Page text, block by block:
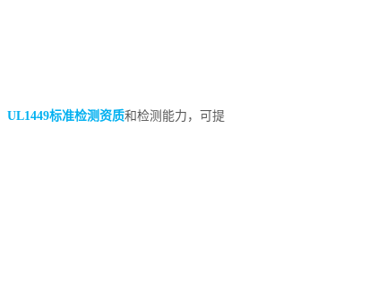
UL1449标准检测资质和检测能力，可提